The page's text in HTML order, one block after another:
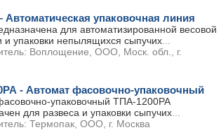
упаковочная линия
для автоматизированной весовой
и упаковки непылящихся сыпучих
Воплощение, ООО, Моск. обл., г.
- Автомат фасовочно-упаковочный
упаковочный ТПА-1200РА
для развеса и упаковки сыпучих
Термопак, ООО, г. Москва